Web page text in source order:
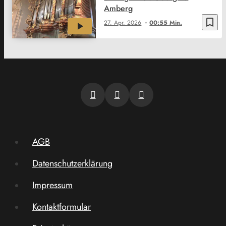
bookmark_border
27. Apr. 2026 00:55 Min.
Amberg
AGB
Datenschutzerklärung
Impressum
Kontaktformular